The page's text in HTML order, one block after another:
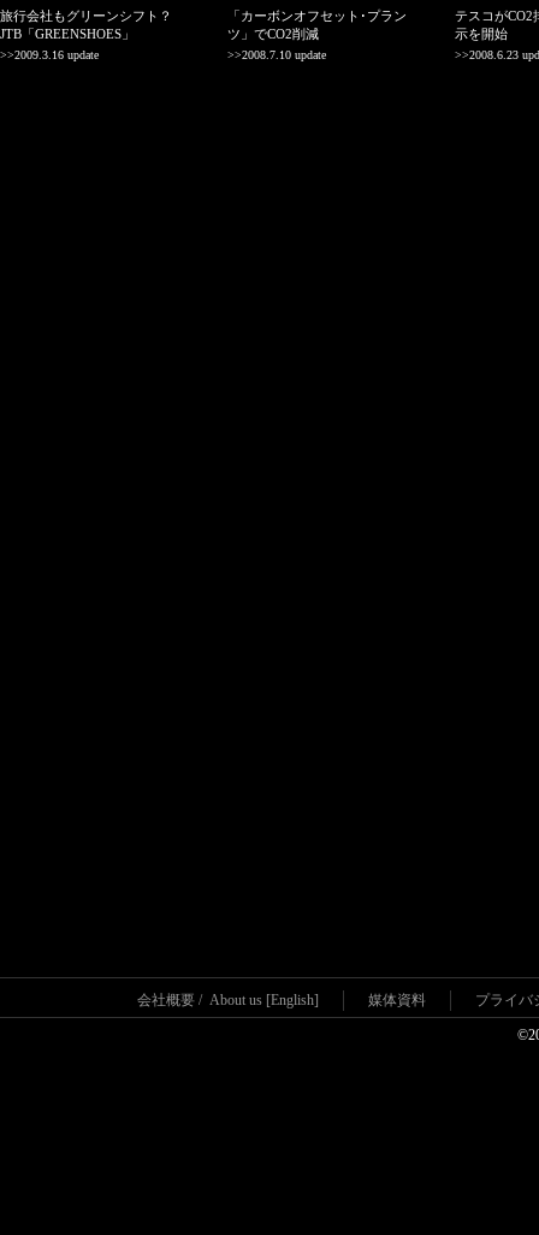
旅行会社もグリーンシフト？
JTB「GREENSHOES」
>>2009.3.16 update
「カーボンオフセット･プラン
ツ」でCO2削減
>>2008.7.10 update
テスコがCO2
示を開始
>>2008.6.23
会社概要 / About us [English] 媒体資料 プライバ